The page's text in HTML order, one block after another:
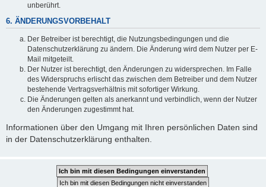
unberührt.
6. ÄNDERUNGSVORBEHALT
Der Betreiber ist berechtigt, die Nutzungsbedingungen und die
Datenschutzerklärung zu ändern. Die Änderung wird dem Nutzer per E-
Mail mitgeteilt.
Der Nutzer ist berechtigt, den Änderungen zu widersprechen. Im Falle
des Widerspruchs erlischt das zwischen dem Betreiber und dem Nutzer
bestehende Vertragsverhältnis mit sofortiger Wirkung.
Die Änderungen gelten als anerkannt und verbindlich, wenn der Nutzer
den Änderungen zugestimmt hat.
Informationen über den Umgang mit Ihren persönlichen Daten sind
in der Datenschutzerklärung enthalten.